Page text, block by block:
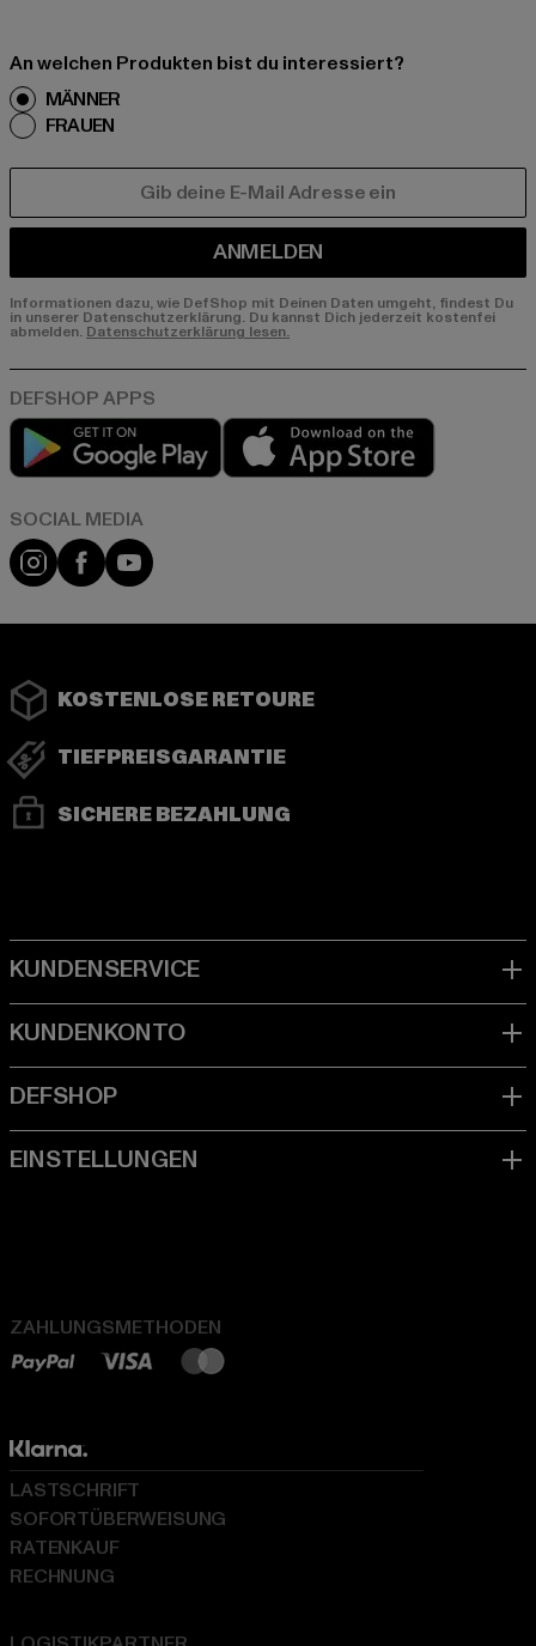
An welchen Produkten bist du interessiert?
MÄNNER
FRAUEN
ANMELDEN
Informationen dazu, wie DefShop mit Deinen Daten umgeht, findest Du
in unserer Datenschutzerklärung. Du kannst Dich jederzeit kostenfei
abmelden. Datenschutzerklärung lesen.
Play market
Instagram
FacebookYouTube
KOSTENLOSE RETOURE
TIEFPREISGARANTIE
SICHERE BEZAHLUNG
ZAHLUNGSMETHODEN
LASTSCHRIFT
SOFORTÜBERWEISUNG
RATENKAUF
RECHNUNG